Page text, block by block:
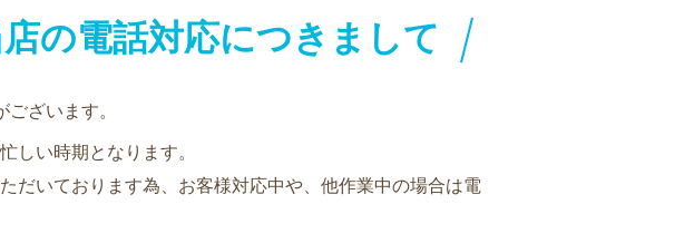
の電話対応につきまして
ざいます。
しい時期となります。
だいております為、お客様対応中や、他作業中の場合は電